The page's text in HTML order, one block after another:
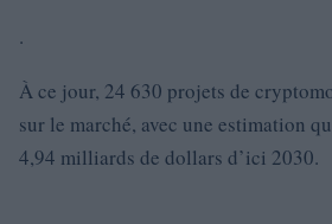
.
À ce jour, 24 630 projets de
sur le marché, avec une estimation
4,94 milliards de dollars d’ici 2030.